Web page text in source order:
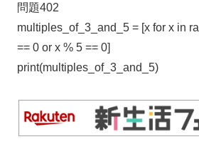
問題402
multiples_of_3_and_5 = [x for x in
== 0 or x % 5 == 0]
print(multiples_of_3_and_5)